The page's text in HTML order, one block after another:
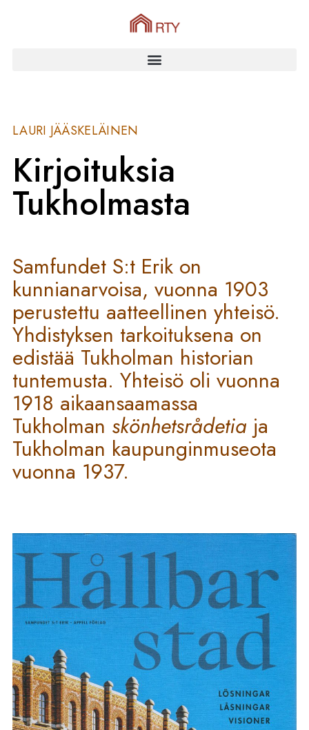
LAURI JÄÄSKELÄINEN
Kirjoituksia
Tukholmasta
Samfundet S:t Erik on
kunnianarvoisa, vuonna 1903
perustettu aatteellinen yhteisö.
Yhdistyksen tarkoituksena on
edistää Tukholman historian
tuntemusta. Yhteisö oli vuonna
1918 aikaansaamassa
Tukholman skönhetsrådetia ja
Tukholman kaupunginmuseota
vuonna 1937.